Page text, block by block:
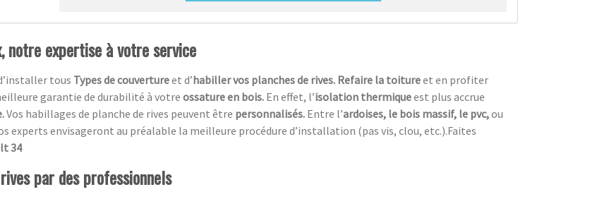
notre expertise à votre service
tous Types de couvertureet d’habiller vos planches de rives. Refaire la toitureet en profiter
garantie de durabilité à votreossature en bois. En effet, l’isolation thermiqueest plus accrue
Vos habillages de planche de rives peuvent être personnalisés. Entre l’ardoises, le bois massif, le pvc,ou
experts envisageront au préalable la meilleure procédure d’installation (pas vis, clou, etc.).Faites
34
par des professionnels